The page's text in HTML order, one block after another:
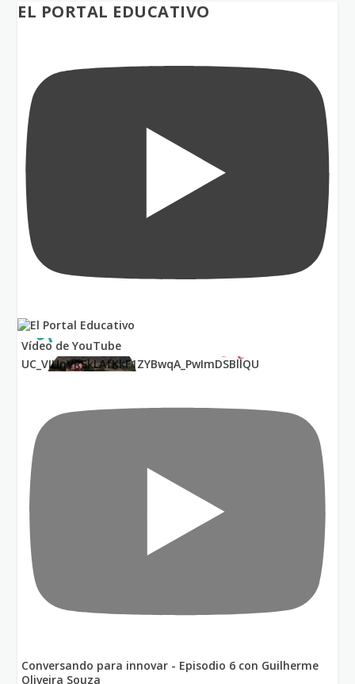
EL PORTAL EDUCATIVO
Vídeo de YouTube
UC_VIUnVRSkLAfKkF1ZYBwqA_PwImDSBllQU
Conversando para innovar - Episodio 6 con Guilherme
Oliveira Souza